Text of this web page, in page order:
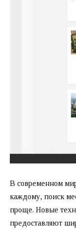
В современном
каждому, поиск
проще. Новые
предоставляют